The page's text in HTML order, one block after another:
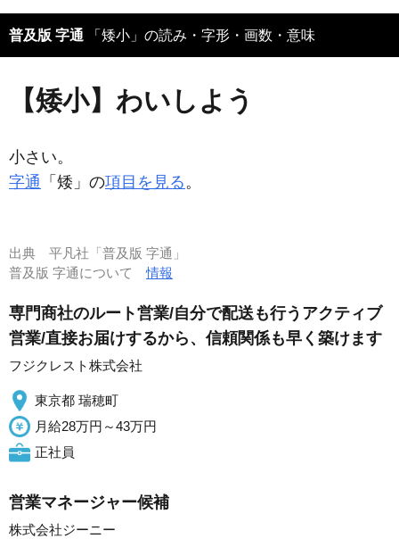
普及版 字通 「矮小」の読み・字形・画数・意味
【矮小】わいしよう
小さい。
字通 「矮」の項目を見る。
出典 平凡社「普及版 字通」
普及版 字通について情報
専門商社のルート営業/自分で配送も行うアクティブ
営業/直接お届けするから、信頼関係も早く築けます
フジクレスト株式会社
東京都 瑞穂町
月給28万円～43万円
正社員
営業マネージャー候補
株式会社ジーニー